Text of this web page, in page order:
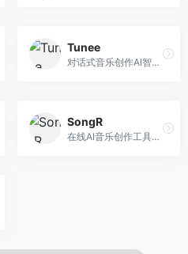
Tunee
对话式音乐创作AI智能体，支持自然语言交互创作。面向音乐爱好者，通过对话方式完成音乐创作，交互体验友好，创作过程直观。
SongR
在线AI音乐创作工具，支持歌词与旋律一体化生成。面向内容创作者和音乐爱好者，提供歌词创作、旋律生成、音乐制作等服务，操作简便，创作速度快。